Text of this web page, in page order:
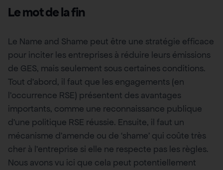
Le mot de la fin
Le Name and Shame peut être une stratégie efficace
pour inciter les entreprises à réduire leurs émissions
de GES, mais seulement sous certaines conditions.
Tout d’abord, il faut que les engagements (en
l’occurrence RSE) présentent des avantages
importants, comme une reconnaissance publique
d’une politique RSE réussie. Ensuite, il faut un
mécanisme d’amende ou de ‘shame’ qui coûte très
cher à l’entreprise si elle ne respecte pas les règles.
Nous avons vu ici que cela peut potentiellement